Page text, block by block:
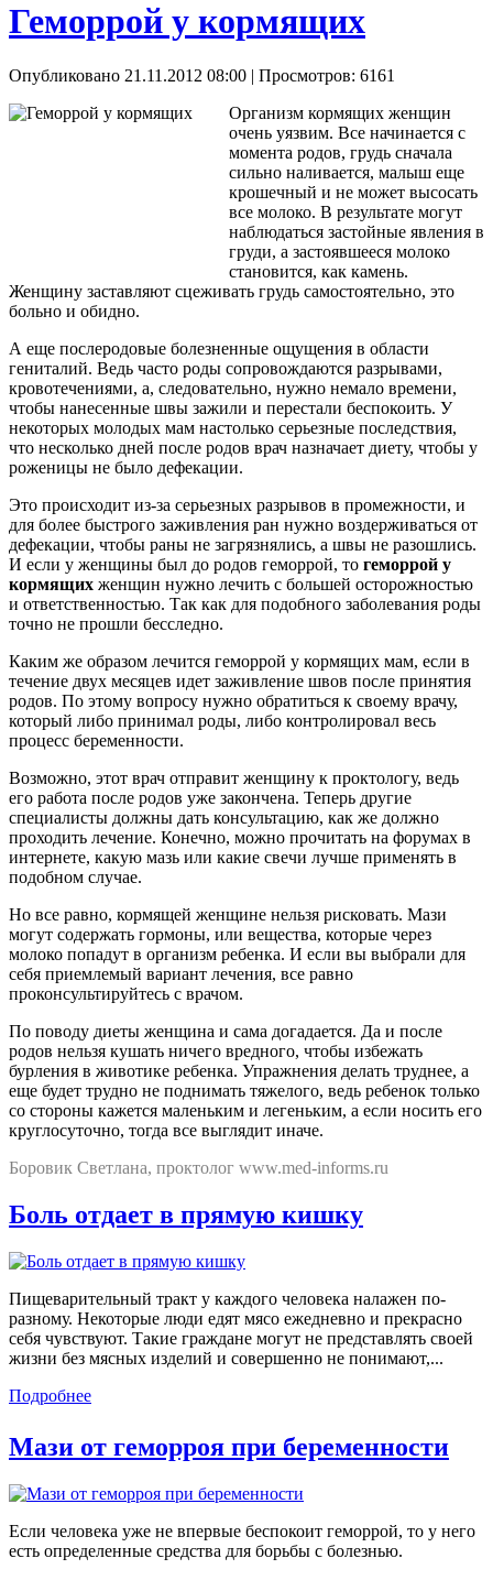
Геморрой у кормящих
Опубликовано 21.11.2012 08:00 | Просмотров: 6161
Организм кормящих женщин
очень уязвим. Все начинается с
момента родов, грудь сначала
сильно наливается, малыш еще
крошечный и не может высосать
все молоко. В результате могут
наблюдаться застойные явления в
груди, а застоявшееся молоко
становится, как камень.
Женщину заставляют сцеживать грудь самостоятельно, это
больно и обидно.
А еще послеродовые болезненные ощущения в области
гениталий. Ведь часто роды сопровождаются разрывами,
кровотечениями, а, следовательно, нужно немало времени,
чтобы нанесенные швы зажили и перестали беспокоить. У
некоторых молодых мам настолько серьезные последствия,
что несколько дней после родов врач назначает диету, чтобы у
роженицы не было дефекации.
Это происходит из-за серьезных разрывов в промежности, и
для более быстрого заживления ран нужно воздерживаться от
дефекации, чтобы раны не загрязнялись, а швы не разошлись.
И если у женщины был до родов геморрой, то геморрой у
кормящих женщин нужно лечить с большей осторожностью
и ответственностью. Так как для подобного заболевания роды
точно не прошли бесследно.
Каким же образом лечится геморрой у кормящих мам, если в
течение двух месяцев идет заживление швов после принятия
родов. По этому вопросу нужно обратиться к своему врачу,
который либо принимал роды, либо контролировал весь
процесс беременности.
Возможно, этот врач отправит женщину к проктологу, ведь
его работа после родов уже закончена. Теперь другие
специалисты должны дать консультацию, как же должно
проходить лечение. Конечно, можно прочитать на форумах в
интернете, какую мазь или какие свечи лучше применять в
подобном случае.
Но все равно, кормящей женщине нельзя рисковать. Мази
могут содержать гормоны, или вещества, которые через
молоко попадут в организм ребенка. И если вы выбрали для
себя приемлемый вариант лечения, все равно
проконсультируйтесь с врачом.
По поводу диеты женщина и сама догадается. Да и после
родов нельзя кушать ничего вредного, чтобы избежать
бурления в животике ребенка. Упражнения делать труднее, а
еще будет трудно не поднимать тяжелого, ведь ребенок только
со стороны кажется маленьким и легеньким, а если носить его
круглосуточно, тогда все выглядит иначе.
Боровик Светлана, проктолог www.med-informs.ru
Боль отдает в прямую кишку
Пищеварительный тракт у каждого человека налажен по-
разному. Некоторые люди едят мясо ежедневно и прекрасно
себя чувствуют. Такие граждане могут не представлять своей
жизни без мясных изделий и совершенно не понимают,...
Подробнее
Мази от геморроя при беременности
Если человека уже не впервые беспокоит геморрой, то у него
есть определенные средства для борьбы с болезнью.